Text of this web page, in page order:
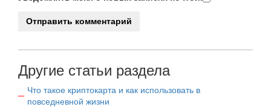
Другие статьи раздела
Что такое криптокарта и как использовать в
повседневной жизни